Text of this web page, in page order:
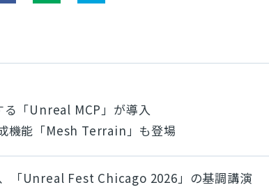
る「Unreal MCP」が導入
機能「Mesh Terrain」も登場
「Unreal Fest Chicago 2026」の基調講演